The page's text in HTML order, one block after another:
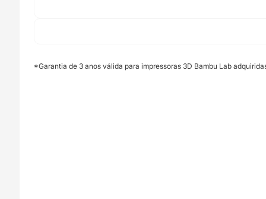
*Garantia de 3 anos válida para impressoras 3D Bambu Lab